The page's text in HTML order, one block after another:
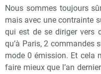
Nous sommes toujours
mais avec une contrainte
qui est de se diriger vers
qu’à Paris, 2 commandes
mode 0 émission. Et cela
faire mieux que l’an